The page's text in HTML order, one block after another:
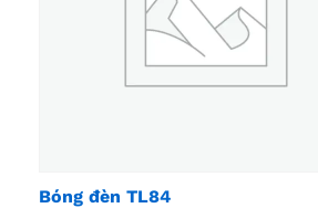
Bóng đèn TL84